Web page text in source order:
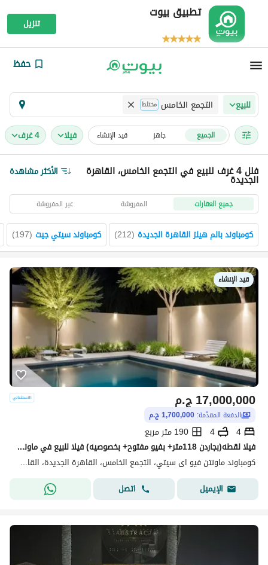
تطبيق بيوت
تنزيل
حفظ
للبيع التجمع الخامس مختلط
الجميع جاهز قيد الإنشاء فیلا 4 غرف
فلل 4 غرف للبيع في التجمع الخامس، القاهرةالجديدة الأكثر مشاهدة
جميع العقارات المفروشة غير المفروشة
كومباوند بالم هيلز القاهرة الجديدة (
212
) كومباوند سيتي جيت (
197
)
قيد الإنشاء
ج.م17,000,000
الدفعة المقدّمة: 1,700,000 ج.م
4
4
190 متر مربع
فيلا لقطه(بجاردن 118متر+ بفيو مفتوح+ بخصوصيه) فيلا للبيع في ماونتن فيوMountain View creek New Cairo بالقرب من Mivida وHyde Park وPalm Hills New Cairo
كومباوند ماونتن فيو اى سيتي، التجمع الخامس، القاهرة الجديدة، القاهرة
الإيميل
اتصل